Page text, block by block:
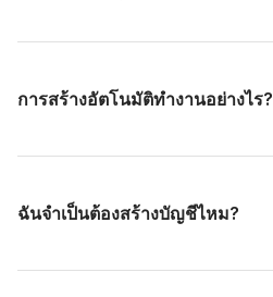
การสร้างอัตโนมัติทำงานอย่างไร?
ฉันจำเป็นต้องสร้างบัญชีไหม?